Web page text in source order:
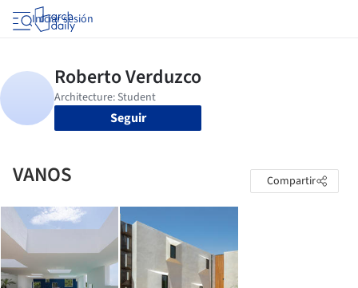
Iniciar sesión
Seguir
VANOS Compartir